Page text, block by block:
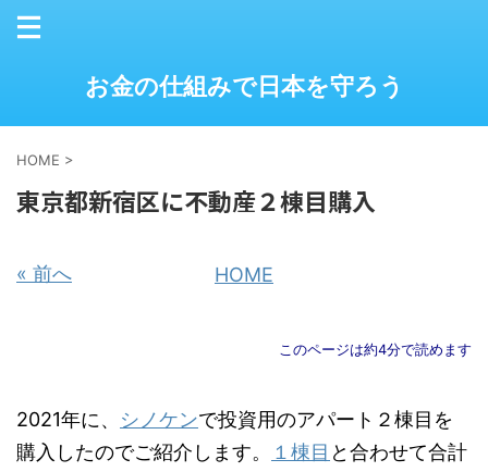
お金の仕組みで日本を守ろう
HOME >
東京都新宿区に不動産２棟目購入
« 前へ HOME
このページは約4分で読めます
2021年に、 シノケンで投資用のアパート２棟目を
購入したのでご紹介します。
１棟目 と合わせて合計